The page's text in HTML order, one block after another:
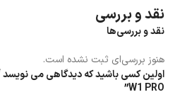
نقد و بررسی
نقد و بررسی‌ها
هنوز بررسی‌ای ثبت نشده است.
اولین کسی باشید که دیدگاهی می
W1 PRO”